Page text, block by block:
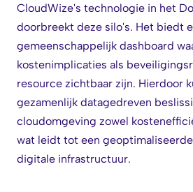
CloudWize's technologie in het
doorbreekt deze silo's. Het biedt
gemeenschappelijk dashboard
kostenimplicaties als
resource zichtbaar zijn. Hierdoor
gezamenlijk datagedreven
cloudomgeving zowel
wat leidt tot een
digitale infrastructuur.